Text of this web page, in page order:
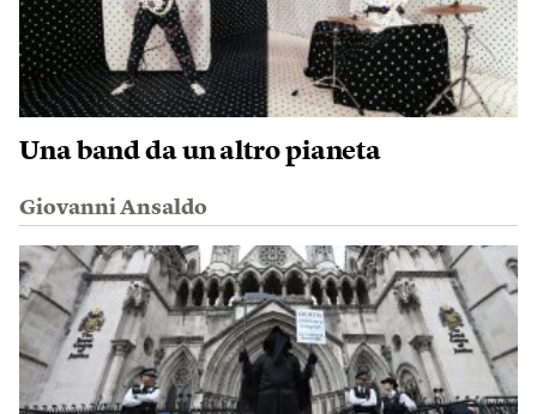
Una band da un altro pianeta
Giovanni Ansaldo